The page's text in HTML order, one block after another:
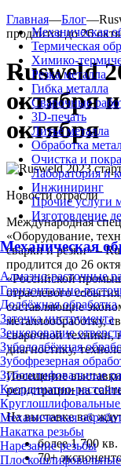
Механическая
Термическая
Химико-
Резка металла
Гибка металла
Сварочные
3D-печать
Литьё металла
Обработка
Очистка и
Лаборатория и
Инжиниринг
Прочие услуги
Изготовление
Механическая
Алмазно-расточные
Горизонтально-
Долбёжная обработка
Заточка инструмента
Зенкерование
Зубодолбёжная
Зубофрезерная
Зубошлифовальные
Координатно-
Механическая
Накатка резьбы
Нарезание резьбы
Главная—Блог—
продлится до 26
Rusweld
октября
октября
Новости отрасли
Международная
«Оборудование,
сварки и резки» –
продлится до 26
«Российской
отраслевого
составляющие
металлообработку,
сварочной техники,
диагностику,
Посещение
регистрации на
На выставке вас
более 1 700
70+